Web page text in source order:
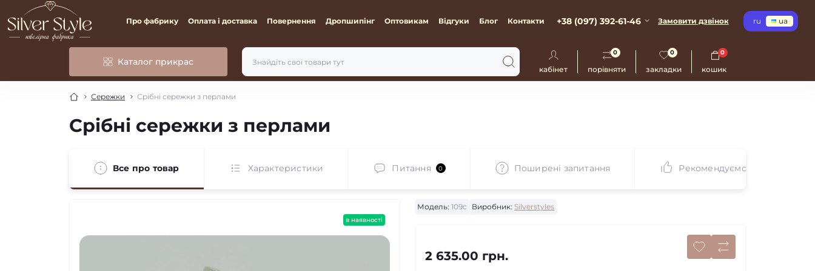
Про фабрику Оплата і доставка Повернення Дропшипінг Оптовикам Відгуки Блог Контакти +38 (097) 392-61-46 Замовити дзвінок ru ua
Каталог прикрас
кабінет порівняти
0
закладки
0
кошик
0
Сережки Срібні сережки з перлами
Срібні сережки з перлами
Все про товар Характеристики Питання 0 Поширені запитання Рекомендуємо
в наявності
Модель: 109с Виробник: Silverstyles
2 635.00 грн.